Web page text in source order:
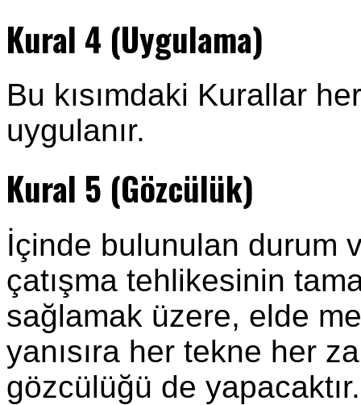
Kural 4 (Uygulama)
Bu kısımdaki Kurallar
uygulanır.
Kural 5 (Gözcülük)
İçinde bulunulan durum
çatışma tehlikesinin
sağlamak üzere, elde
yanısıra her tekne her
gözcülüğü de yapacaktır.